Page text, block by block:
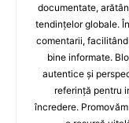
documentate,
tendințelor globale.
comentarii,
bine informate.
autentice și
referință pentru
încredere.